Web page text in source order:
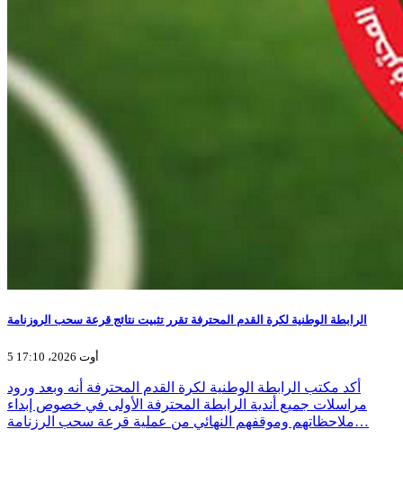
الرابطة الوطنية لكرة القدم المحترفة تقرر تثبيت نتائج قرعة سحب الروزنامة
5 أوت 2026، 17:10
أكد مكتب الرابطة الوطنية لكرة القدم المحترفة أنه وبعد ورود
مراسلات جميع أندية الرابطة المحترفة الأولى في خصوص إبداء
ملاحظاتهم وموقفهم النهائي من عملية قرعة سحب الرزنامة…